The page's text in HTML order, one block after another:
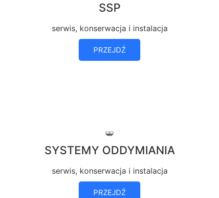
SSP
serwis, konserwacja i instalacja
PRZEJDŹ
SYSTEMY ODDYMIANIA
serwis, konserwacja i instalacja
PRZEJDŹ